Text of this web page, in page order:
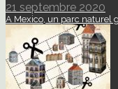
21 septembre 2020
A Mexico, un parc naturel